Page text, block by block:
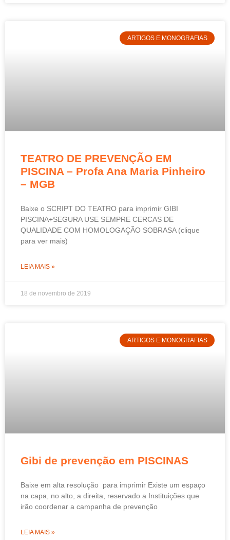
ARTIGOS E MONOGRAFIAS
TEATRO DE PREVENÇÃO EM
PISCINA – Profa Ana Maria Pinheiro
– MGB
Baixe o SCRIPT DO TEATRO para imprimir GIBI
PISCINA+SEGURA USE SEMPRE CERCAS DE
QUALIDADE COM HOMOLOGAÇÃO SOBRASA (clique
para ver mais)
LEIA MAIS »
18 de novembro de 2019
ARTIGOS E MONOGRAFIAS
Gibi de prevenção em PISCINAS
Baixe em alta resolução para imprimir Existe um espaço
na capa, no alto, a direita, reservado a Instituições que
irão coordenar a campanha de prevenção
LEIA MAIS »